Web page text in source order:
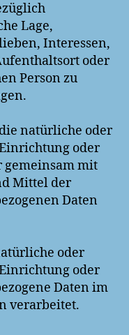
Lage,
Interessen,
oder
Person zu
natürliche oder
oder
gemeinsam mit
Mittel der
Daten
oder
oder
Daten im
verarbeitet.